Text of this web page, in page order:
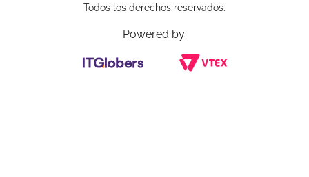
Todos los derechos reservados.
Powered by: